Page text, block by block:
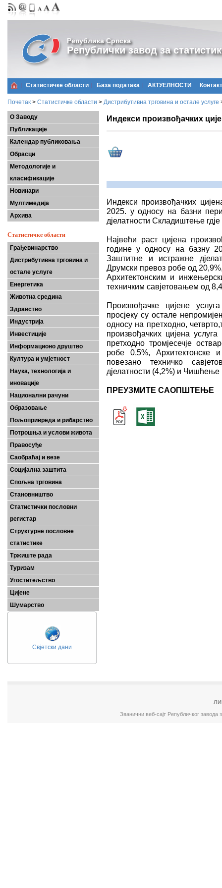
Република Српска
Републички завод за
Статистичке области Базa података АКТУЕЛНОСТИ Контакт
Почетак > Статистичке области > Дистрибутивна трговина и остале услуге
О Заводу
Публикације
Календар публиковања
Обрасци
Методологије и
класификације
Новинари
Мултимедија
Архива
Статистичке области
Грађевинарство
Дистрибутивна трговина и
остале услуге
Енергетика
Животна средина
Здравство
Индустрија
Инвестиције
Информационо друштво
Култура и умјетност
Наука, технологија и
иновације
Национални рачуни
Образовање
Пољопривреда и рибарство
Потрошња и услови живота
Правосуђе
Саобраћај и везе
Социјална заштита
Спољна трговина
Становништво
Статистички пословни
регистар
Структурне пословне
статистике
Тржиште рада
Туризам
Угоститељство
Цијене
Шумарство
Свјетски дани
Индекси произвођачких
Индекси произвођачких
2025. у односу на базни
дјелатности Складиштење
Највећи раст цијена
године у односу на базну
Заштитне и истражне
Друмски превоз робе од
Архитектонским и
техничким савјетовањем од
Произвођачке цијене
просјеку су остале
односу на прeтходно,
произвођачких цијена
претходно тромјесечје
робе 0,5%, Архитектонске
повезано техничко
дјелатности (4,2%) и Чишћење
ПРЕУЗМИТЕ САОПШТЕЊЕ
Званични веб-сајт Републичког